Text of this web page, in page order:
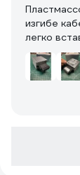
изгибе
легко
большой
мощности,